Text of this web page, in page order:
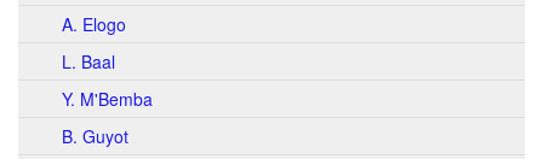
A. Elogo
L. Baal
Y. M'Bemba
B. Guyot